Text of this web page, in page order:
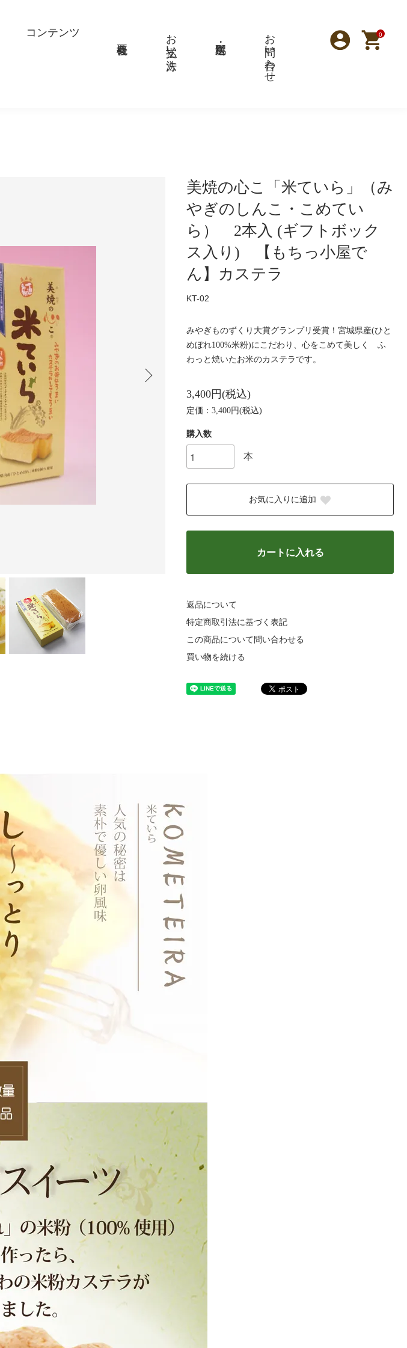
コンテンツ お支払い方法 お問い合わせ 0
美焼の心こ「米ていら」（み
やぎのしんこ・こめてい
ら） 2本入 (ギフトボック
ス入り) 【もちっ小屋で
ん】カステラ
KT-02
みやぎものずくり大賞グランプリ受賞！宮城県産(ひと
めぼれ100%米粉)にこだわり、心をこめて美しく ふ
わっと焼いたお米のカステラです。
3,400円(税込)
定価：3,400円(税込)
購入数
本
お気に入りに追加
カートに入れる
返品について
特定商取引法に基づく表記
この商品について問い合わせる
買い物を続ける